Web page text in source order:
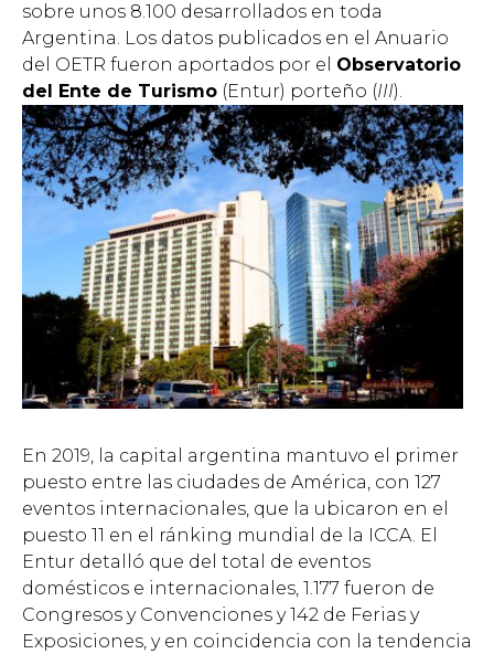
sobre unos 8.100 desarrollados en toda
Argentina. Los datos publicados en el Anuario
del OETR fueron aportados por el Observatorio
del Ente de Turismo (Entur) porteño (III).
En 2019, la capital argentina mantuvo el primer
puesto entre las ciudades de América, con 127
eventos internacionales, que la ubicaron en el
puesto 11 en el ránking mundial de la ICCA. El
Entur detalló que del total de eventos
domésticos e internacionales, 1.177 fueron de
Congresos y Convenciones y 142 de Ferias y
Exposiciones, y en coincidencia con la tendencia